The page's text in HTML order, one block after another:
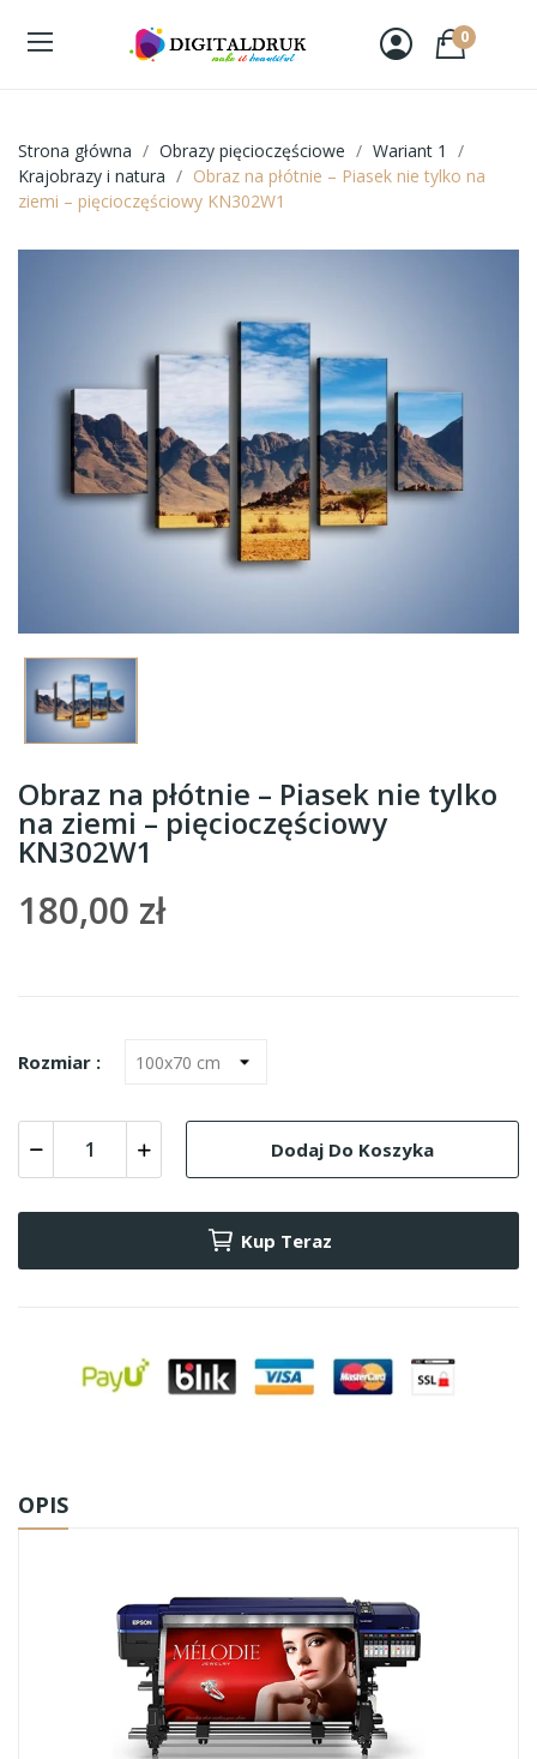
0
Strona główna Obrazy pięcioczęściowe
Wariant 1
Krajobrazy i natura
Obraz na płótnie – Piasek nie tylko na
ziemi – pięcioczęściowy KN302W1
Obraz na płótnie – Piasek nie tylko
na ziemi – pięcioczęściowy
KN302W1
180,00 zł
Rozmiar :
Dodaj Do Koszyka
Kup Teraz
OPIS